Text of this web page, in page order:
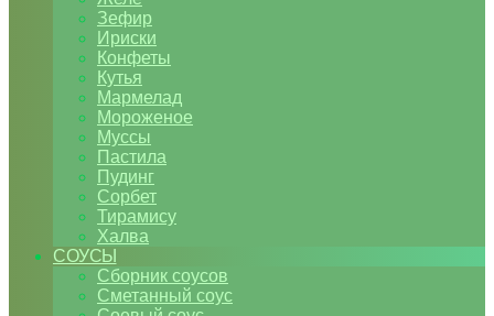
Зефир
Ириски
Конфеты
Кутья
Мармелад
Мороженое
Муссы
Пастила
Пудинг
Сорбет
Тирамису
Халва
СОУСЫ
Сборник соусов
Сметанный соус